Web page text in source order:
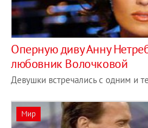
Оперную диву Анну
любовник Волочковой
Девушки встречались с одним и
Мир